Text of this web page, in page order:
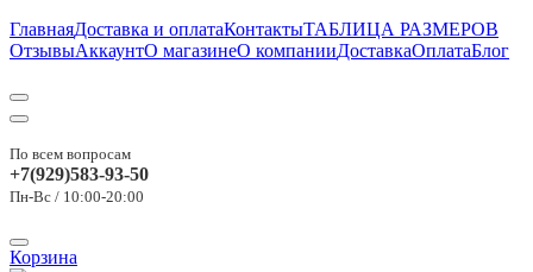
ГлавнаяДоставка и оплатаКонтактыТАБЛИЦА РАЗМЕРОВ
ОтзывыАккаунтО магазинеО компанииДоставкаОплатаБлог
По всем вопросам
+7(929)583-93-50
Пн-Вс / 10:00-20:00
Корзина